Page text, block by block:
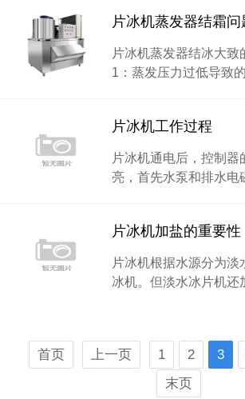
片冰机蒸发器结霜问
片冰机蒸发器结冰大致
1：蒸发压力过低导致
片冰机工作过程
片冰机通电后，控制
亮，首先水泵和排水电
片冰机加盐的重要性
片冰机根据水源分为
冰机。但淡水冰片机还
首页 上一页 1 2 3
末页